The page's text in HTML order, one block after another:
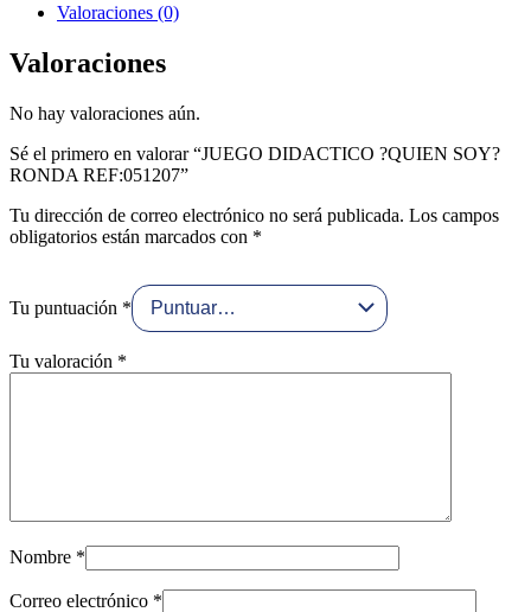
Valoraciones (0)
Valoraciones
No hay valoraciones aún.
Sé el primero en valorar “JUEGO DIDACTICO ?QUIEN SOY?
RONDA REF:051207”
Tu dirección de correo electrónico no será publicada. Los campos
obligatorios están marcados con *
Tu puntuación *
Tu valoración *
Nombre *
Correo electrónico *